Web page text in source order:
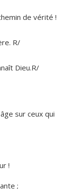
de vérité !
R/
Dieu.R/
sur ceux qui
!
;